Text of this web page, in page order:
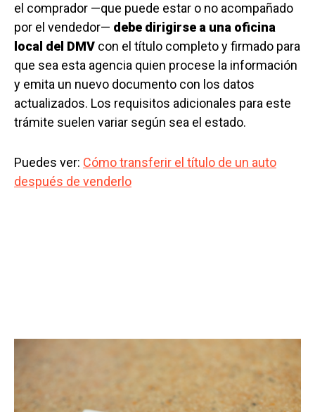
el comprador —que puede estar o no acompañado
por el vendedor— debe dirigirse a una oficina
local del DMV con el título completo y firmado para
que sea esta agencia quien procese la información
y emita un nuevo documento con los datos
actualizados. Los requisitos adicionales para este
trámite suelen variar según sea el estado.
Puedes ver: Cómo transferir el título de un auto
después de venderlo